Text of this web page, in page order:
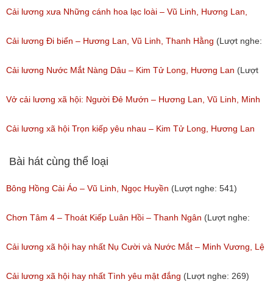
(Lượt nghe: 77)
Cải lương xưa Những cánh hoa lạc loài – Vũ Linh, Hương Lan,
Minh Vương
(Lượt nghe: 90)
Cải lương Đi biển – Hương Lan, Vũ Linh, Thanh Hằng (Lượt nghe:
83)
Cải lương Nước Mắt Nàng Dâu – Kim Tử Long, Hương Lan (Lượt
nghe: 155)
Vở cải lương xã hội: Người Đẻ Mướn – Hương Lan, Vũ Linh, Minh
Vương
(Lượt nghe: 119)
Cải lương xã hội Trọn kiếp yêu nhau – Kim Tử Long, Hương Lan
(Lượt nghe: 77)
Bài hát cùng thể loại
Bông Hồng Cài Áo – Vũ Linh, Ngọc Huyền (Lượt nghe: 541)
Chơn Tâm 4 – Thoát Kiếp Luân Hồi – Thanh Ngân (Lượt nghe:
267)
Cải lương xã hội hay nhất Nụ Cười và Nước Mắt – Minh Vương, Lệ
Thủy
Cải lương xã hội hay nhất Tình yêu mật đắng (Lượt nghe: 269)